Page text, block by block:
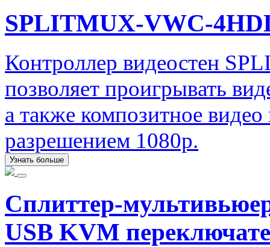
SPLITMUX-VWC-
Контроллер видеостен
позволяет проигрывать
а также композитное
разрешением 1080p.
Узнать больше
Сплиттер-
USB KVM